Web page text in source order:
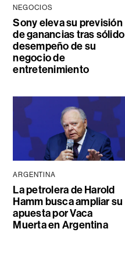
NEGOCIOS
Sony eleva su previsión
de ganancias tras sólido
desempeño de su
negocio de
entretenimiento
ARGENTINA
La petrolera de Harold
Hamm busca ampliar su
apuesta por Vaca
Muerta en Argentina